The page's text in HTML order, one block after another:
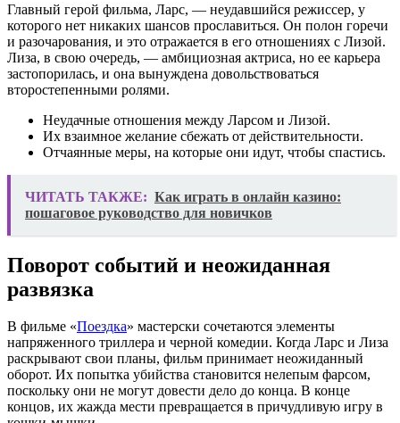
Главный герой фильма, Ларс, — неудавшийся режиссер, у
которого нет никаких шансов прославиться. Он полон горечи
и разочарования, и это отражается в его отношениях с Лизой.
Лиза, в свою очередь, — амбициозная актриса, но ее карьера
застопорилась, и она вынуждена довольствоваться
второстепенными ролями.
Неудачные отношения между Ларсом и Лизой.
Их взаимное желание сбежать от действительности.
Отчаянные меры, на которые они идут, чтобы спастись.
ЧИТАТЬ ТАКЖЕ: Как играть в онлайн казино:
пошаговое руководство для новичков
Поворот событий и неожиданная
развязка
В фильме «Поездка» мастерски сочетаются элементы
напряженного триллера и черной комедии. Когда Ларс и Лиза
раскрывают свои планы, фильм принимает неожиданный
оборот. Их попытка убийства становится нелепым фарсом,
поскольку они не могут довести дело до конца. В конце
концов, их жажда мести превращается в причудливую игру в